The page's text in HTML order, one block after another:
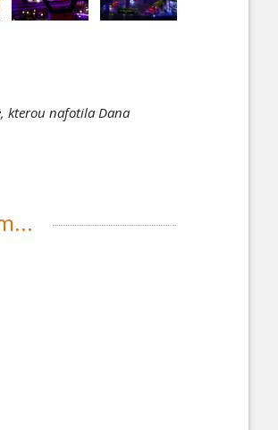
kterou nafotila Dana